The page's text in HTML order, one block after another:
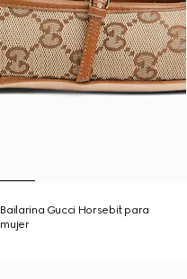
Bailarina Gucci Horsebit para
mujer